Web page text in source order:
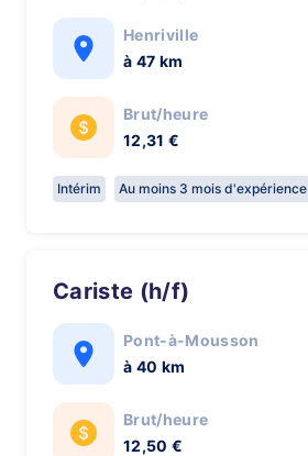
Henriville
à 47 km
Brut/heure
12,31 €
Intérim Au moins 3 mois d'expérience
Cariste (h/f)
Pont-à-Mousson
à 40 km
Brut/heure
12,50 €